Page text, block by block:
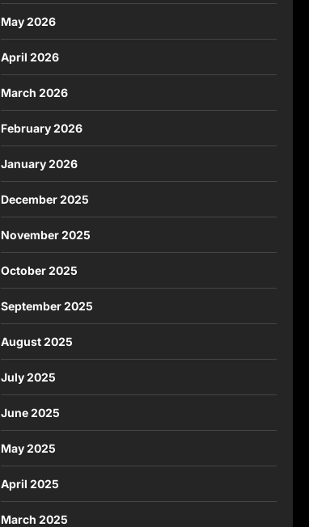
May 2026
April 2026
March 2026
February 2026
January 2026
December 2025
November 2025
October 2025
September 2025
August 2025
July 2025
June 2025
May 2025
April 2025
March 2025